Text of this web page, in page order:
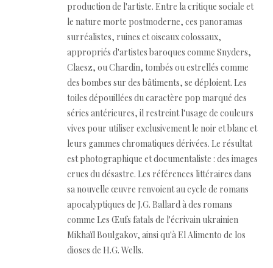
production de l'artiste. Entre la critique sociale et
le nature morte postmoderne, ces panoramas
surréalistes, ruines et oiseaux colossaux,
appropriés d'artistes baroques comme Snyders,
Claesz, ou Chardin, tombés ou estrellés comme
des bombes sur des bâtiments, se déploient. Les
toiles dépouillées du caractère pop marqué des
séries antérieures, il restreint l'usage de couleurs
vives pour utiliser exclusivement le noir et blanc et
leurs gammes chromatiques dérivées. Le résultat
est photographique et documentaliste : des images
crues du désastre. Les références littéraires dans
sa nouvelle œuvre renvoient au cycle de romans
apocalyptiques de J.G. Ballard à des romans
comme Les Œufs fatals de l'écrivain ukrainien
Mikhaïl Boulgakov, ainsi qu'à El Alimento de los
dioses de H.G. Wells.